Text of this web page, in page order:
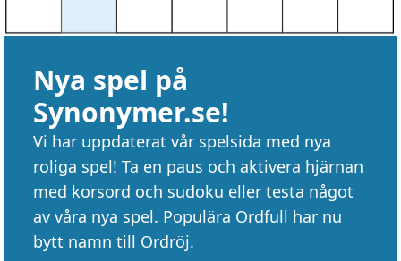
Nya spel på
Synonymer.se!
Vi har uppdaterat vår spelsida med nya
roliga spel! Ta en paus och aktivera hjärnan
med korsord och sudoku eller testa något
av våra nya spel. Populära Ordfull har nu
bytt namn till Ordröj.